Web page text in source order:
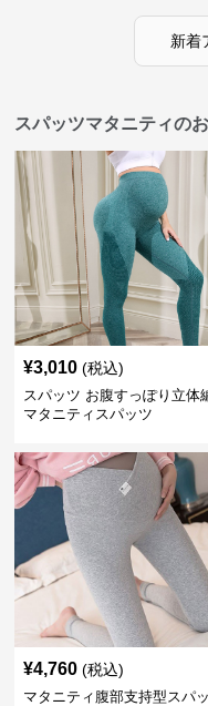
新着
スパッツマタニティの
¥3,010 (税込)
スパッツ お腹すっぽり立体
マタニティスパッツ
¥4,760 (税込)
マタニティ腹部支持型スパ